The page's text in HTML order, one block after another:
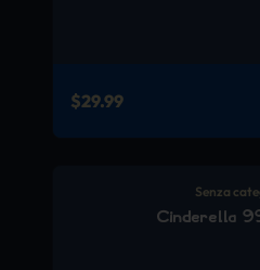
$29.99
Senza
Cinderella